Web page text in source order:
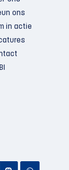
ons
in actie